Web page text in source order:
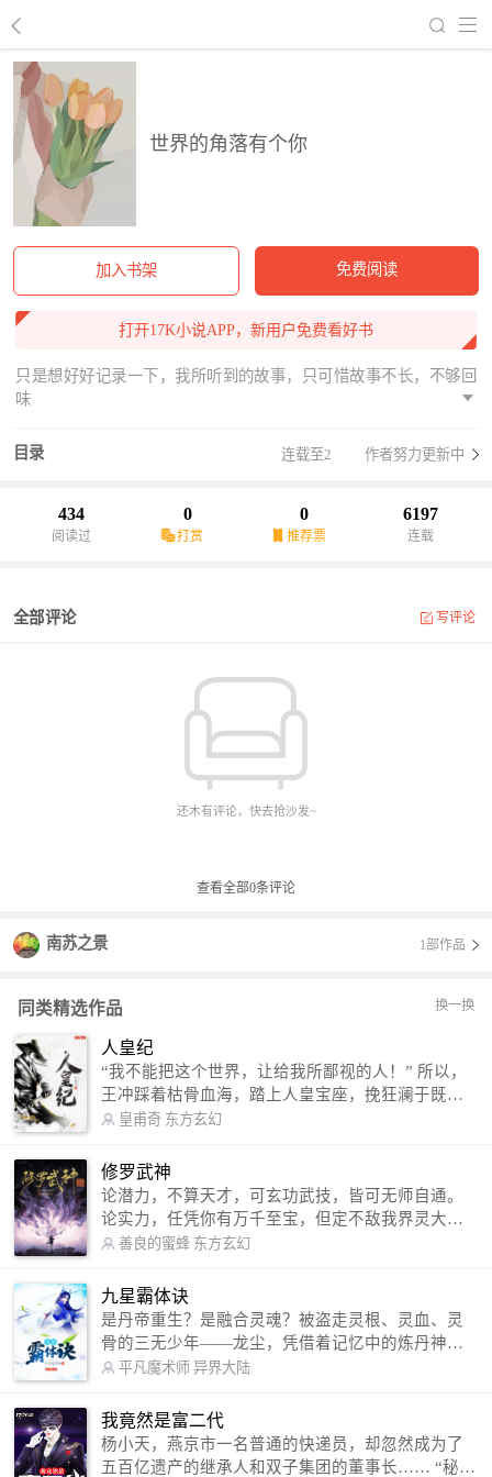
世界的角落有个你
加入书架 免费阅读
打开17K小说APP，新用户免费看好书
只是想好好记录一下，我所听到的故事，只可惜故事不长，不够回
味
目录 连载至2 作者努力更新中
434
阅读过
0
打赏
0
推荐票
6197
连载
全部评论 写评论
还木有评论，快去抢沙发~
查看全部0条评论
南苏之景 1部作品
同类精选作品 换一换
人皇纪
“我不能把这个世界，让给我所鄙视的人！” 所以，
王冲踩着枯骨血海，踏上人皇宝座，挽狂澜于既
倒，扶大厦之将倾，成就了一段无上的传说！ 微信
微博：皇甫奇（地址：http://weibo.com/u/25284575
87） QQ交流群：320238210【普通群】 574501330
【VIP订阅群】 欢迎大家关注。
皇甫奇 东方玄幻
修罗武神
论潜力，不算天才，可玄功武技，皆可无师自通。
论实力，任凭你有万千至宝，但定不敌我界灵大
军。 我是谁？天下众生视我为修罗，却不知，我以
信公众号：善良的蜜蜂后援会）
善良的蜜蜂 东方玄幻
九星霸体诀
是丹帝重生？是融合灵魂？被盗走灵根、灵血、灵
骨的三无少年——龙尘，凭借着记忆中的炼丹神
术，修行神秘功法九星霸体诀，拨开重重迷雾，解
勾搭各色美女，镇压恶鬼邪神。 江湖传闻：龙
尘一到，地吼天啸。龙尘一出，鬼泣神哭。 本
故事纯属虚构，如有雷同，那就是真事儿，想要对
平凡魔术师 异界大陆
我竟然是富二代
杨小天，燕京市一名普通的快递员，却忽然成为了
五百亿遗产的继承人和双子集团的董事长…… “秘